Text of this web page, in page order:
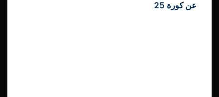
عن كورة 25